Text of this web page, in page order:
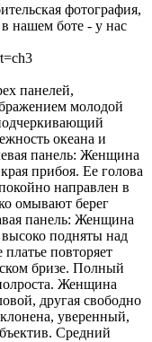
фотография,
нашем боте - у нас
панелей,
молодой
океана и
панель: Женщина
прибоя. Ее голова
направлен в
омывают берег
панель: Женщина
подняты над
повторяет
бризе. Полный
Женщина
другая свободно
уверенный,
Средний